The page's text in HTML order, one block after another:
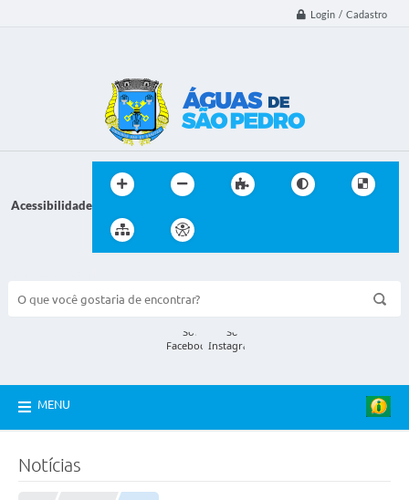
Login / Cadastro
Acessibilidade
MENU
Notícias